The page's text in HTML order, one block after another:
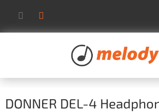
obsah
DONNER DEL-4